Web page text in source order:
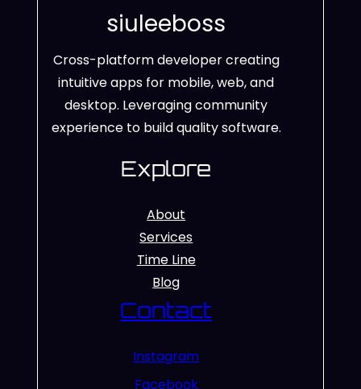
siuleeboss
Cross-platform developer creating
intuitive apps for mobile, web, and
desktop. Leveraging community
experience to build quality software.
Explore
About
Services
Time Line
Blog
Contact
Instagram
Facebook